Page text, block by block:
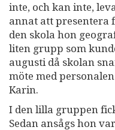
inte, och kan inte,
annat att presentera
den skola hon
liten grupp som
augusti då skolan
möte med
Karin.
I den lilla gruppen
Sedan ansågs hon